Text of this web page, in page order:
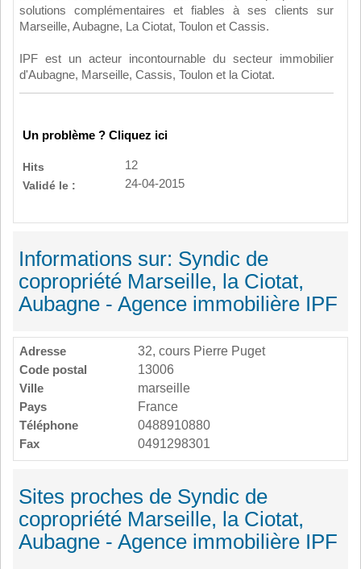
solutions complémentaires et fiables à ses clients sur
Marseille, Aubagne, La Ciotat, Toulon et Cassis.
IPF est un acteur incontournable du secteur immobilier
d'Aubagne, Marseille, Cassis, Toulon et la Ciotat.
Un problème ? Cliquez ici
Hits
12
Validé le :
24-04-2015
Informations sur: Syndic de
copropriété Marseille, la Ciotat,
Aubagne - Agence immobilière IPF
Adresse
32, cours Pierre Puget
Code postal
13006
Ville
marseille
Pays
France
Téléphone
0488910880
Fax
0491298301
Sites proches de Syndic de
copropriété Marseille, la Ciotat,
Aubagne - Agence immobilière IPF